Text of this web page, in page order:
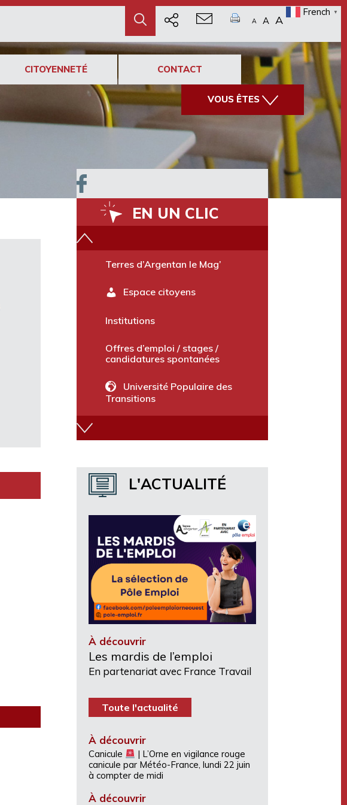
A A A
French ▼
CITOYENNETÉ CONTACT
VOUS ÊTES
EN UN CLIC
Vidéo du territoire
Terres d’Argentan le Mag’
Espace citoyens
Institutions
candidatures spontanées
Université Populaire des
Marchés publics et avis divers
L'ACTUALITÉ
À découvrir
Les mardis de l’emploi
En partenariat avec France Travail
Toute l'actualité
À découvrir
Canicule
| L’Orne en vigilance rouge
canicule par Météo-France, lundi 22 juin
à compter de midi
À découvrir